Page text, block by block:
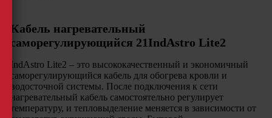
Кабель нагревательный
саморегулирующийся 21IndAstro Lite2
IndAstro Lite2 – это высококачественный и экономичный
саморегулирующийся кабель для обогрева кровли и
водосточной системы. После подключения к сети
нагревательный кабель самостоятельно регулирует
температуру, и тепловыделение меняется в зависимости от